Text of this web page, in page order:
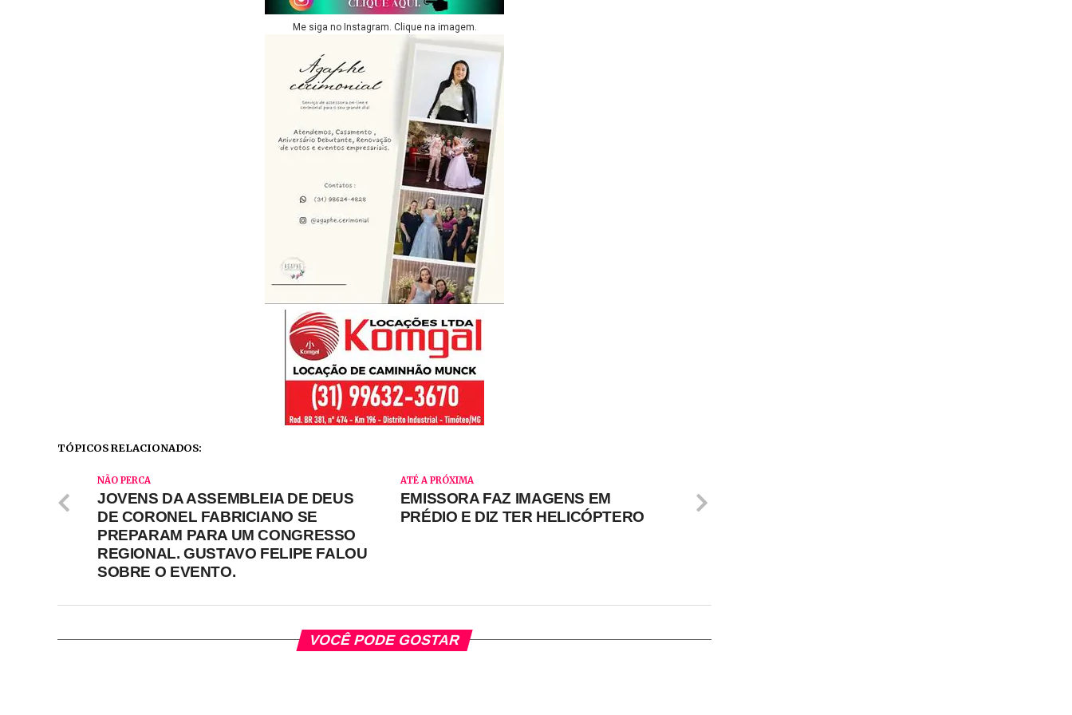
Me siga no Instagram. Clique na imagem.
TÓPICOS RELACIONADOS:
ATÉ A PRÓXIMA
EMISSORA FAZ IMAGENS EM
PRÉDIO E DIZ TER HELICÓPTERO
NÃO PERCA
JOVENS DA ASSEMBLEIA DE DEUS
DE CORONEL FABRICIANO SE
PREPARAM PARA UM CONGRESSO
REGIONAL. GUSTAVO FELIPE FALOU
SOBRE O EVENTO.
VOCÊ PODE GOSTAR